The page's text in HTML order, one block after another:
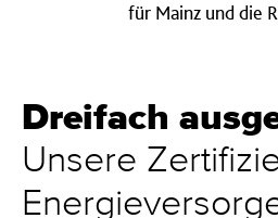
für Mainz und die
Dreifach
Unsere